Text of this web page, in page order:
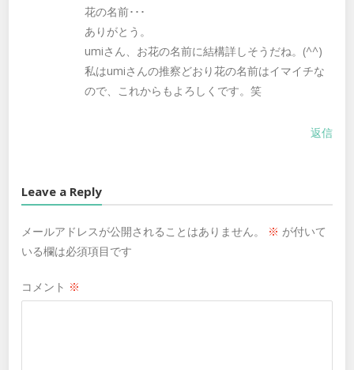
花の名前･･･
ありがとう。
umiさん、お花の名前に結構詳しそうだね。(^^)
私はumiさんの推察どおり花の名前はイマイチな
ので、これからもよろしくです。笑
返信
Leave a Reply
メールアドレスが公開されることはありません。 ※ が付いて
いる欄は必須項目です
コメント ※